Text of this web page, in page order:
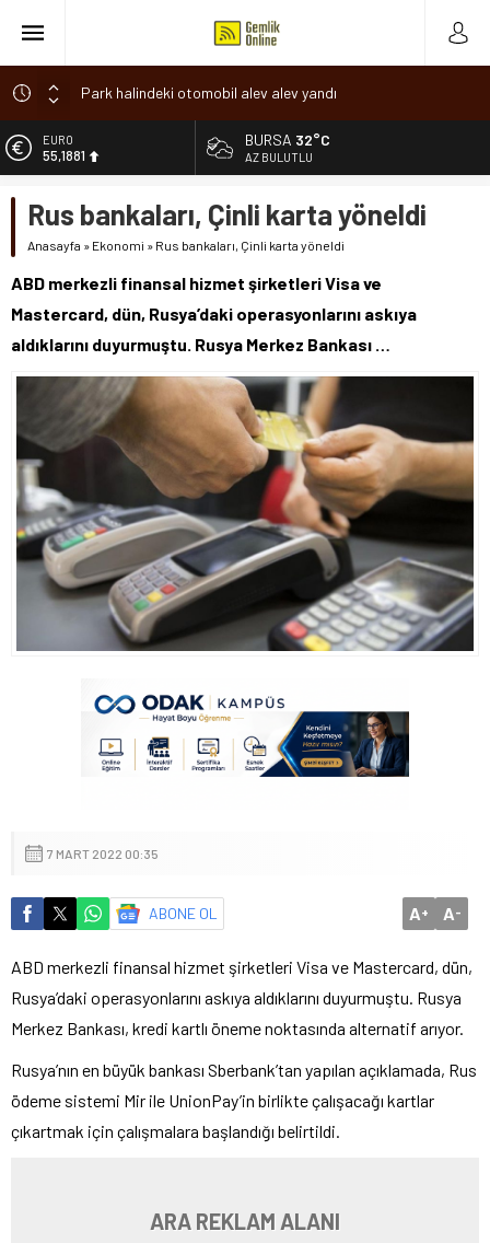
Park halindeki otomobil alev alev yandı
Osmangazi’de baharın müjdesi ‘Hıdırellez’ coşkuyla kutlandı
7 aylık hamileyken evden çıktı, sırra kadem bastı
Romanya’da Hıdırellez Coşkusu
ALTIN
6.660,55
13.779,39
DOLAR
55,1881
BURSA 32°C
AZ BULUTLU
Rus bankaları, Çinli karta yöneldi
Anasayfa » Ekonomi » Rus bankaları, Çinli karta yöneldi
ABD merkezli finansal hizmet şirketleri Visa ve
Mastercard, dün, Rusya’daki operasyonlarını askıya
aldıklarını duyurmuştu. Rusya Merkez Bankası …
7 MART 2022 00:35
ABONE OL A+ A-
ABD merkezli finansal hizmet şirketleri Visa ve Mastercard, dün,
Rusya’daki operasyonlarını askıya aldıklarını duyurmuştu. Rusya
Merkez Bankası, kredi kartlı öneme noktasında alternatif arıyor.
Rusya’nın en büyük bankası Sberbank’tan yapılan açıklamada, Rus
ödeme sistemi Mir ile UnionPay’in birlikte çalışacağı kartlar
çıkartmak için çalışmalara başlandığı belirtildi.
ARA REKLAM ALANI